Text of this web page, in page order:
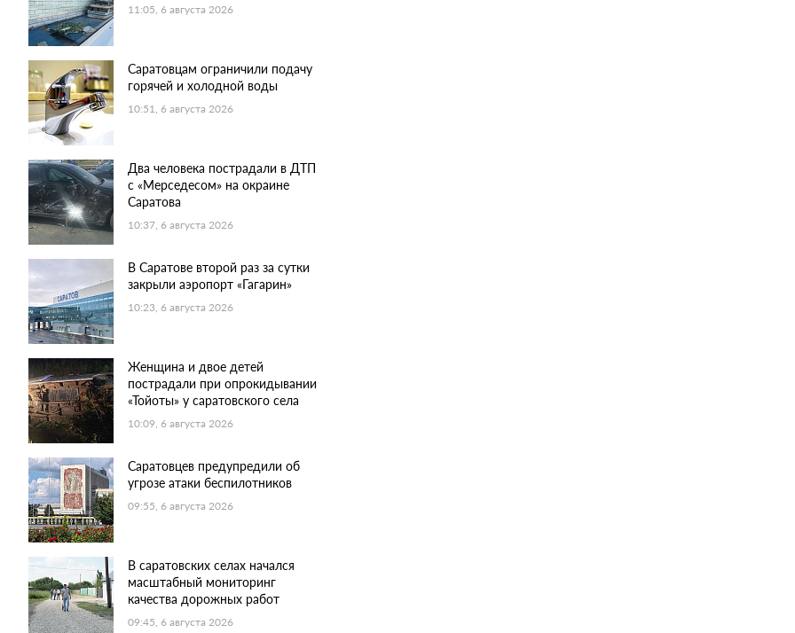
11:05, 6 августа 2026
Саратовцам ограничили подачу
горячей и холодной воды
10:51, 6 августа 2026
Два человека пострадали в ДТП
с «Мерседесом» на окраине
Саратова
10:37, 6 августа 2026
В Саратове второй раз за сутки
закрыли аэропорт «Гагарин»
10:23, 6 августа 2026
Женщина и двое детей
пострадали при опрокидывании
«Тойоты» у саратовского села
10:09, 6 августа 2026
Саратовцев предупредили об
угрозе атаки беспилотников
09:55, 6 августа 2026
В саратовских селах начался
масштабный мониторинг
качества дорожных работ
09:45, 6 августа 2026